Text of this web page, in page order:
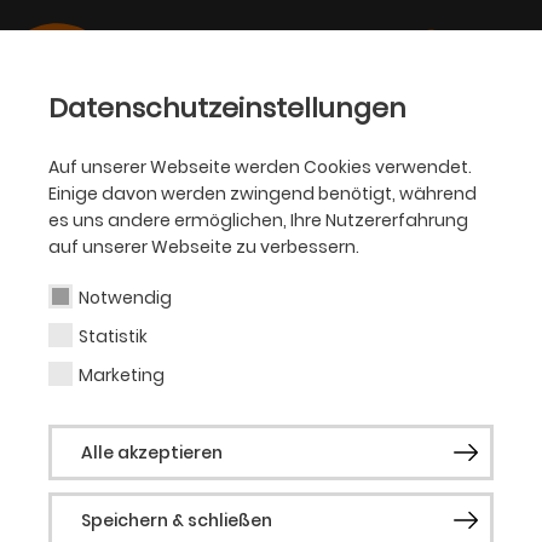
Datenschutzeinstellungen
Auf unserer Webseite werden Cookies verwendet.
Einige davon werden zwingend benötigt, während
es uns andere ermöglichen, Ihre Nutzererfahrung
auf unserer Webseite zu verbessern.
Notwendig
Statistik
Marketing
Alle akzeptieren
Speichern & schließen
OPER
Juri Menke
Gast (Musical)
Juri Menke wurde 1995 in Hamburg
geboren. Erste Bühnenerfahrungen
sammelte er bereits als Achtjähriger in
dem MusicalDer kleine Tag